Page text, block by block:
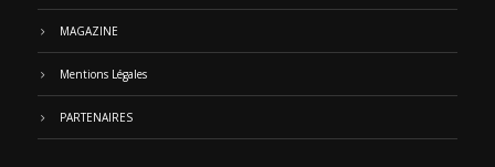
MAGAZINE
Mentions Légales
PARTENAIRES